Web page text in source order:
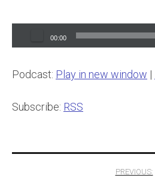
Player
00:00
Podcast: Play in new window |
Subscribe: RSS
PREVIOUS: